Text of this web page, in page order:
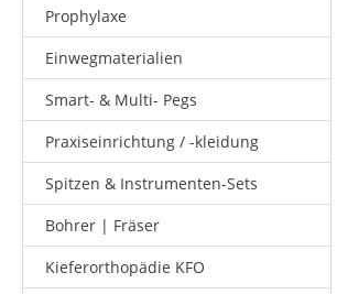
Prophylaxe
Einwegmaterialien
Smart- & Multi- Pegs
Praxiseinrichtung / -kleidung
Spitzen & Instrumenten-Sets
Bohrer | Fräser
Kieferorthopädie KFO